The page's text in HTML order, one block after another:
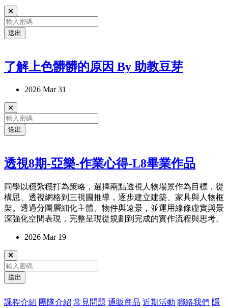
送出
了解上色髒髒的原因 By 助教豆芽
2026 Mar 31
送出
透視8期-亞樂-作業心得-L8畢業作品
同學以穩紮穩打為策略，選擇兩點透視人物場景作為目標，從
構思、透視網格到三視圖推導，逐步建立建築、家具與人物框
架。透過分圖層細化主體、物件與遠景，並運用線條虛實與景
深強化空間表現，完整呈現從規劃到完成的實作流程與思考。
2026 Mar 19
送出
課程介紹 團隊介紹 常見問題 通販商品 近期活動 聯絡我們 隱